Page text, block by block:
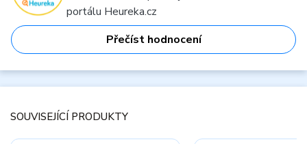
portálu Heureka.cz
Přečíst hodnocení
SOUVISEJÍCÍ PRODUKTY